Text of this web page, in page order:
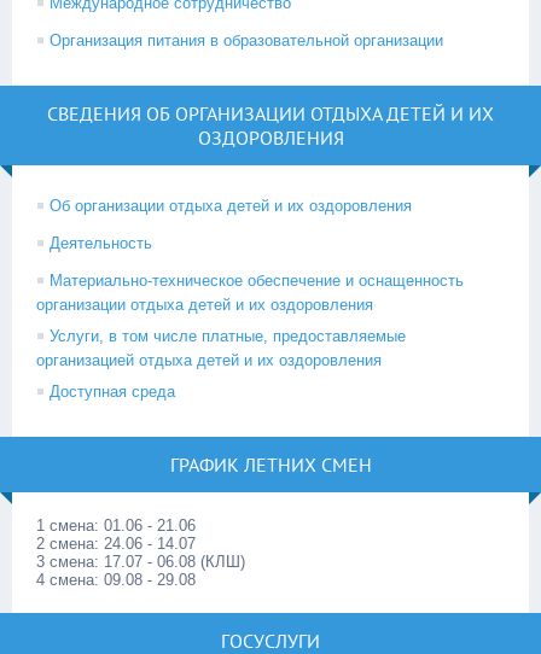
Организация питания в образовательной организации
СВЕДЕНИЯ ОБ ОРГАНИЗАЦИИ ОТДЫХА ДЕТЕЙ И ИХ
ОЗДОРОВЛЕНИЯ
Об организации отдыха детей и их оздоровления
Деятельность
Материально-техническое обеспечение и оснащенность
организации отдыха детей и их оздоровления
Услуги, в том числе платные, предоставляемые
организацией отдыха детей и их оздоровления
Доступная среда
ГРАФИК ЛЕТНИХ СМЕН
1 смена: 01.06 - 21.06
2 смена: 24.06 - 14.07
3 смена: 17.07 - 06.08 (КЛШ)
4 смена: 09.08 - 29.08
ГОСУСЛУГИ